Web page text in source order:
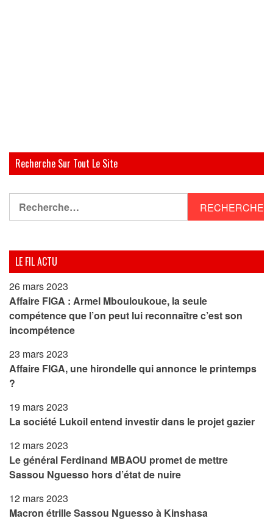
Recherche Sur Tout Le Site
LE FIL ACTU
26 mars 2023
Affaire FIGA : Armel Mbouloukoue, la seule
compétence que l’on peut lui reconnaître c’est son
incompétence
23 mars 2023
Affaire FIGA, une hirondelle qui annonce le printemps
?
19 mars 2023
La société Lukoil entend investir dans le projet gazier
12 mars 2023
Le général Ferdinand MBAOU promet de mettre
Sassou Nguesso hors d’état de nuire
12 mars 2023
Macron étrille Sassou Nguesso à Kinshasa